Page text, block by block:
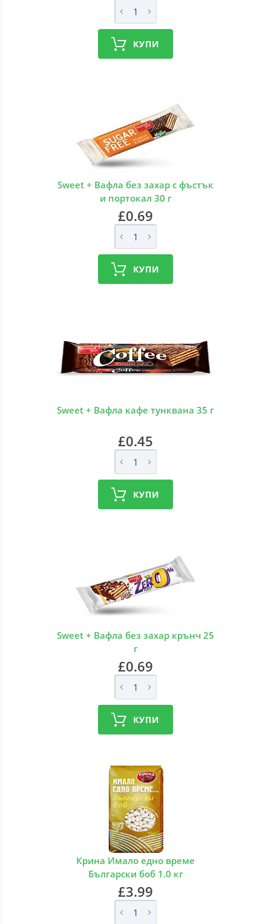
КУПИ
Sweet + Вафла без захар с фъстък
и портокал 30 г
£0.69
КУПИ
Sweet + Вафла кафе тунквана 35 г
£0.45
КУПИ
Sweet + Вафла без захар крънч 25
г
£0.69
КУПИ
Крина Имало едно време
Български боб 1.0 кг
£3.99